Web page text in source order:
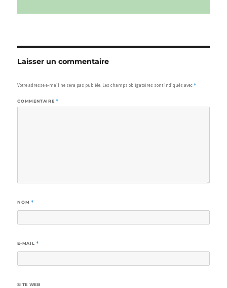
Laisser un commentaire
Votre adresse e-mail ne sera pas publiée. Les champs obligatoires sont indiqués avec*
COMMENTAIRE *
NOM *
E-MAIL *
SITE WEB